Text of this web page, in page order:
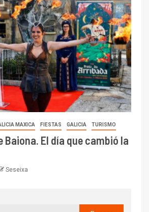
MAXICA FIESTAS GALICIA TURISMO
Baiona. El día que cambió la
Seseixa